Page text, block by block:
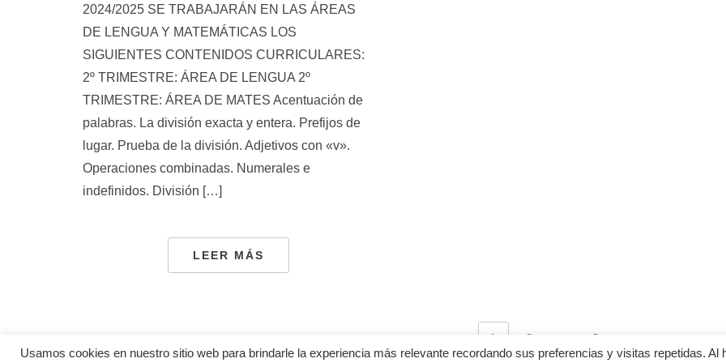
2024/2025 SE TRABAJARÁN EN LAS ÁREAS
DE LENGUA Y MATEMÁTICAS LOS
SIGUIENTES CONTENIDOS CURRICULARES:
2º TRIMESTRE: ÁREA DE LENGUA 2º
TRIMESTRE: ÁREA DE MATES Acentuación de
palabras. La división exacta y entera. Prefijos de
lugar. Prueba de la división. Adjetivos con «v».
Operaciones combinadas. Numerales e
indefinidos. División […]
LEER MÁS
1 2 8
Usamos cookies en nuestro sitio web para brindarle la experiencia más relevante recordando sus preferencias y visitas repetidas. Al